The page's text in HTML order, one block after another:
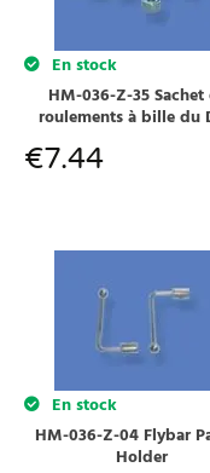
En stock
HM-036-Z-35 Sachet
roulements à bille du
€7.44
En stock
HM-036-Z-04 Flybar
Holder